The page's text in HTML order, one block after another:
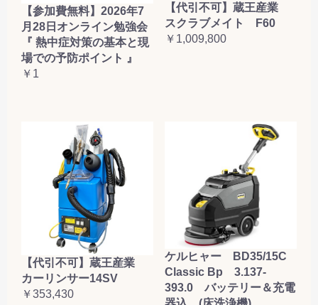
【参加費無料】2026年7
月28日オンライン勉強会
『 熱中症対策の基本と現
場での予防ポイント 』
￥1
【代引不可】蔵王産業
スクラブメイト F60
￥1,009,800
【代引不可】蔵王産業
カーリンサー14SV
￥353,430
ケルヒャー BD35/15C
Classic Bp 3.137-
393.0 バッテリー＆充電